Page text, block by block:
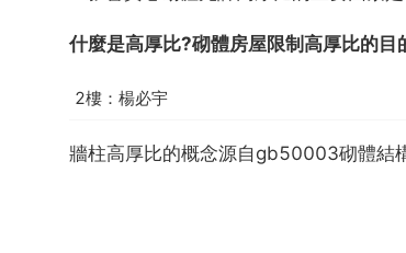
什麼是高厚比?砌體房屋限制高厚比的目
2樓：楊必宇
牆柱高厚比的概念源自gb50003砌體結